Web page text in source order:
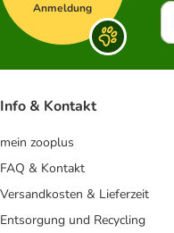
Anmeldung
Info & Kontakt
mein zooplus
FAQ & Kontakt
Versandkosten & Lieferzeit
Entsorgung und Recycling